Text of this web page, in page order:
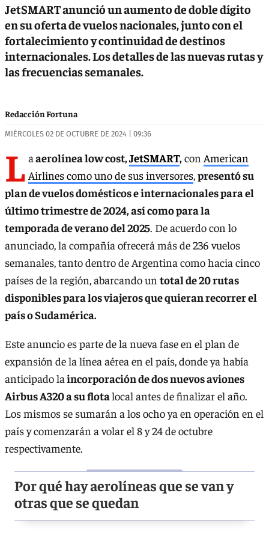
JetSMART anunció un aumento de doble dígito
en su oferta de vuelos nacionales, junto con el
fortalecimiento y continuidad de destinos
internacionales. Los detalles de las nuevas rutas y
las frecuencias semanales.
Redacción Fortuna
MIÉRCOLES 02 DE OCTUBRE DE 2024 | 09:36
L aaerolínea low cost,JetSMART,con American
Airlines como uno de sus inversores,presentó su
plan de vuelos domésticos e internacionales para el
último trimestre de 2024, así como para la
temporada de verano del 2025. De acuerdo con lo
anunciado, la compañía ofrecerá más de 236 vuelos
semanales, tanto dentro de Argentina como hacia cinco
países de la región, abarcando un total de 20 rutas
disponibles para los viajeros que quieran recorrer el
país o Sudamérica.
Este anuncio es parte de la nueva fase en el plan de
expansión de la línea aérea en el país, donde ya había
anticipado laincorporación de dos nuevos aviones
Airbus A320 a su flotalocal antes de finalizar el año.
Los mismos se sumarán a los ocho ya en operación en el
país y comenzarán a volar el 8 y 24 de octubre
respectivamente.
Por qué hay aerolíneas que se van y
otras que se quedan